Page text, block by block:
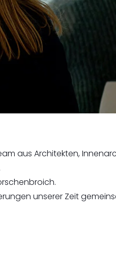
aus Architekten,
unserer Zeit